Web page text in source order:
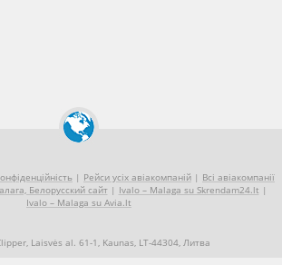
| Рейси усіх авіакомпаній | Всі авіакомпанії
Белорусский сайт| Ivalo – Malaga su Skrendam24.lt |
Ivalo – Malaga su Avia.lt
Laisvės al. 61-1, Kaunas, LT-44304, Литва